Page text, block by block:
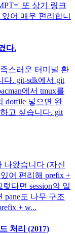
또 상기 링크
어 매우 편리합니
다.
스러운 터미널 환
. git-sdk에서 git
에서 tmux를
dotfile 넣으면 완
고 싶습니다. git
나왔습니다 (자신
어 편리해 prefix +
다면 session의 일
pane도 나무 구조
+ w...
처리 (2017)